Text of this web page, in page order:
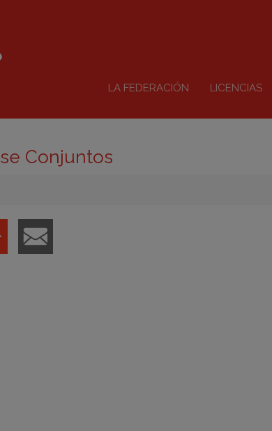
LA FEDERACIÓN LICENCIAS
Conjuntos